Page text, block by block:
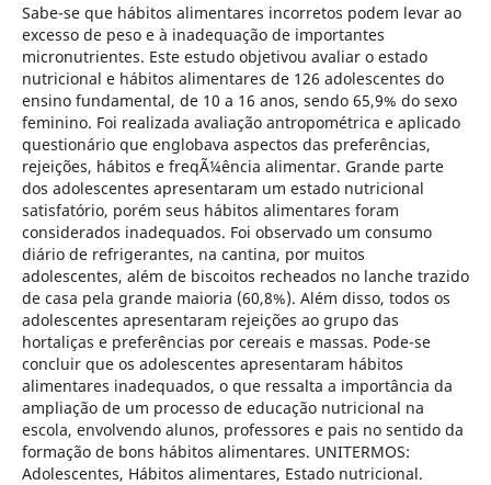
Sabe-se que hábitos alimentares incorretos podem levar ao
excesso de peso e à inadequação de importantes
micronutrientes. Este estudo objetivou avaliar o estado
nutricional e hábitos alimentares de 126 adolescentes do
ensino fundamental, de 10 a 16 anos, sendo 65,9% do sexo
feminino. Foi realizada avaliação antropométrica e aplicado
questionário que englobava aspectos das preferências,
rejeições, hábitos e freqÃ¼ência alimentar. Grande parte
dos adolescentes apresentaram um estado nutricional
satisfatório, porém seus hábitos alimentares foram
considerados inadequados. Foi observado um consumo
diário de refrigerantes, na cantina, por muitos
adolescentes, além de biscoitos recheados no lanche trazido
de casa pela grande maioria (60,8%). Além disso, todos os
adolescentes apresentaram rejeições ao grupo das
hortaliças e preferências por cereais e massas. Pode-se
concluir que os adolescentes apresentaram hábitos
alimentares inadequados, o que ressalta a importância da
ampliação de um processo de educação nutricional na
escola, envolvendo alunos, professores e pais no sentido da
formação de bons hábitos alimentares. UNITERMOS:
Adolescentes, Hábitos alimentares, Estado nutricional.